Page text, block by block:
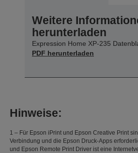
Weitere
herunterladen
Expression Home XP-235
PDF herunterladen
Hinweise:
1 – Für Epson iPrint und Epson Creative Print
Verbindung und die Epson Druck-Apps
und Epson Remote Print Driver ist eine